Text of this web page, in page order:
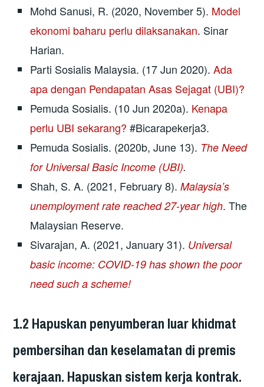
Mohd Sanusi, R. (2020, November 5). Model
ekonomi baharu perlu dilaksanakan. Sinar
Harian.
Parti Sosialis Malaysia. (17 Jun 2020).Ada
apa dengan Pendapatan Asas Sejagat (UBI)?
Pemuda Sosialis. (10 Jun 2020a). Kenapa
perlu UBI sekarang? #Bicarapekerja3.
Pemuda Sosialis. (2020b, June 13). The Need
for Universal Basic Income (UBI).
Shah, S. A. (2021, February 8).Malaysia’s
unemployment rate reached 27-year high. The
Malaysian Reserve.
Sivarajan, A. (2021, January 31). Universal
basic income: COVID-19 has shown the poor
need such a scheme!
1.2 Hapuskan penyumberan luar khidmat
pembersihan dan keselamatan di premis
kerajaan. Hapuskan sistem kerja kontrak.